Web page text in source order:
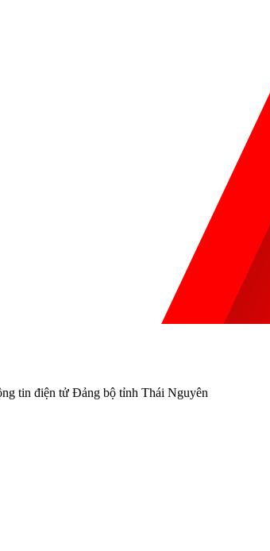
tin điện tử Đảng bộ tỉnh Thái Nguyên